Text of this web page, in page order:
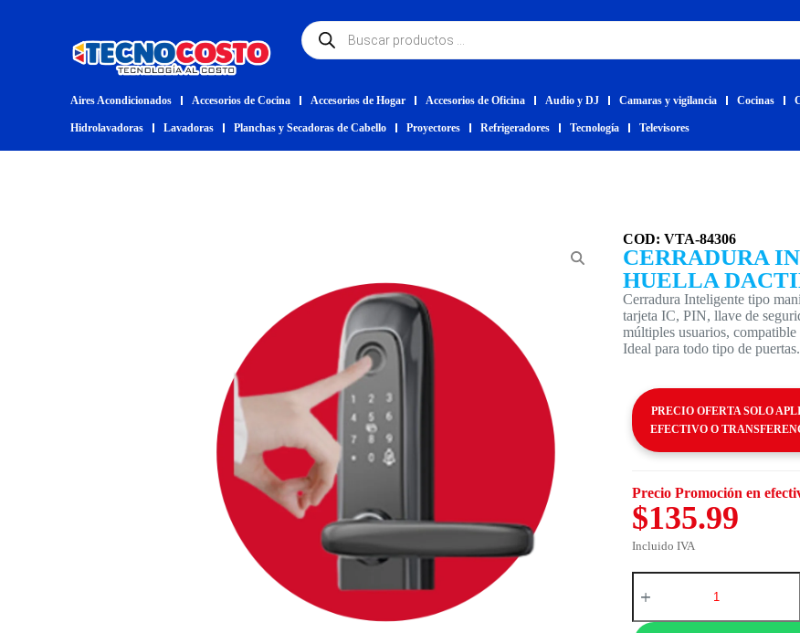
Aires Acondicionados Accesorios de Cocina Accesorios de Hogar Accesorios de Oficina Audio y DJ Camaras y vigilancia Cocinas
Hidrolavadoras Lavadoras Planchas y Secadoras de Cabello Proyectores Refrigeradores Tecnología Televisores
COD: VTA-84306
CERRADURA
HUELLA
Cerradura Inteligente tipo
tarjeta IC, PIN, llave de
múltiples usuarios,
Ideal para todo tipo de puertas.
PRECIO OFERTA SOLO
EFECTIVO O
Precio Promoción en
$135.99
Incluido IVA